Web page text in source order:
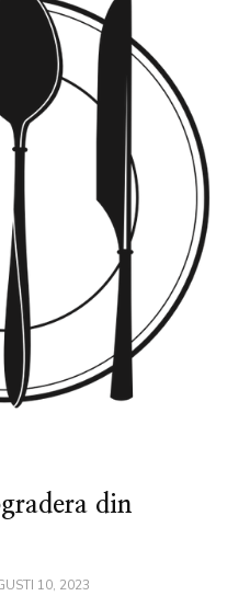
din
10, 2023